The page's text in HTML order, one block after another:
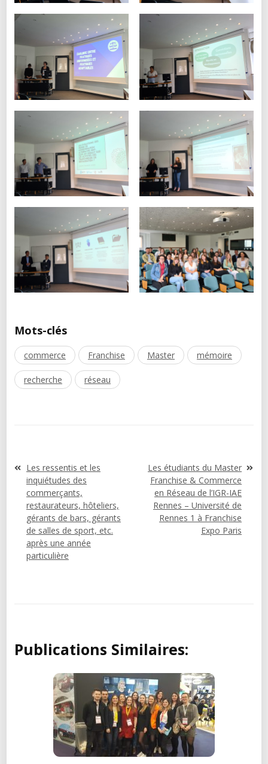
Mots-clés
commerce Franchise Master mémoire
recherche réseau
Navigation
de
l’article
Les ressentis et les
inquiétudes des
commerçants,
restaurateurs, hôteliers,
gérants de bars, gérants
de salles de sport, etc.
après une année
particulière
Les étudiants du Master
Franchise & Commerce
en Réseau de l’IGR-IAE
Rennes – Université de
Rennes 1 à Franchise
Expo Paris
Publications Similaires: